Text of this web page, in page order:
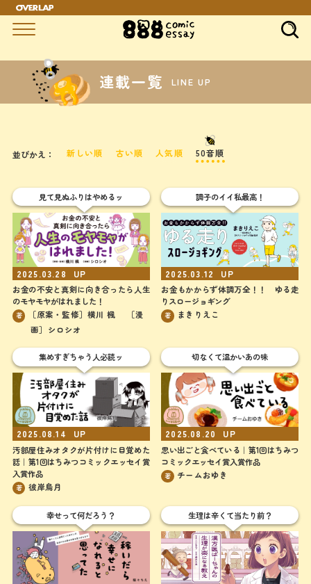
連載一覧 LINE UP
並びかえ： 新しい順 古い順 人気順 50音順
見て見ぬふりはやめるッ
2025.03.28 UP
お金の不安と真剣に向き合ったら人生
のモヤモヤがはれました！
著
［原案・監修］横川 楓 ［漫
画］シロシオ
調子のイイ私最高！
2025.03.12 UP
お金もかからず体調万全！！ ゆる走
りスロージョギング
著 まきりえこ
集めすぎちゃう人必読ッ
2025.08.14 UP
汚部屋住みオタクが片付けに目覚めた
話｜第1回はちみつコミックエッセイ賞
入賞作品
著 彼岸烏月
切なくて温かいあの味
2025.08.20 UP
思い出ごと食べている｜第1回はちみつ
コミックエッセイ賞入賞作品
著 チームおゆき
幸せって何だろう？ 生理は辛くて当たり前？